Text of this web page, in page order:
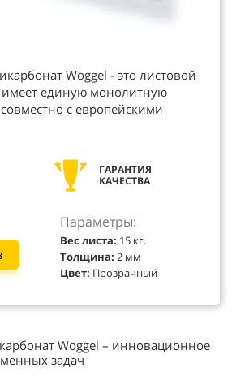
Woggel - это листовой
имеет единую монолитную
совместно с европейскими
ГАРАНТИЯ
КАЧЕСТВА
Параметры:
Вес листа: 15 кг.
Толщина: 2 мм
Цвет: Прозрачный
Woggel – инновационное
задач